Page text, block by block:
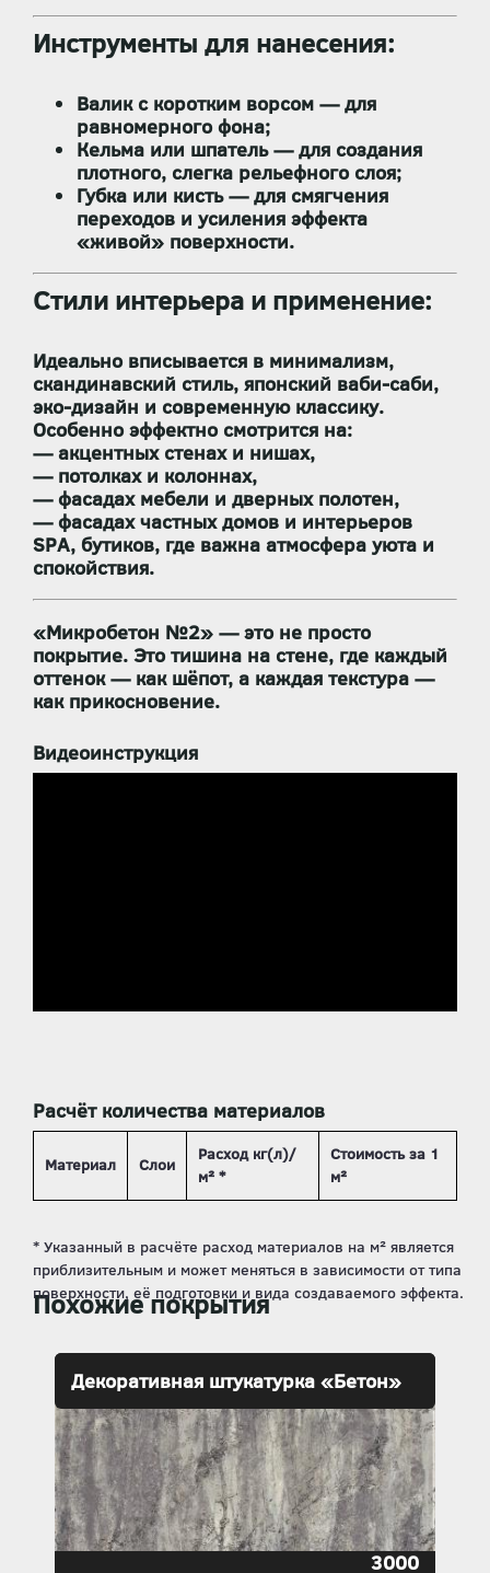
Инструменты для нанесения:
Валик с коротким ворсом — для
равномерного фона;
Кельма или шпатель— для создания
плотного, слегка рельефного слоя;
Губка или кисть— для смягчения
переходов и усиления эффекта
«живой» поверхности.
Стили интерьера и применение:
Идеально вписывается в минимализм,
скандинавский стиль, японский ваби-саби,
эко-дизайн и современную классику.
Особенно эффектно смотрится на:
— акцентных стенах и нишах,
— потолках и колоннах,
— фасадах мебели и дверных полотен,
— фасадах частных домов и интерьеров
SPA, бутиков, где важна атмосфера уюта и
спокойствия.
«Микробетон №2» — это не просто
покрытие. Этотишина на стене, где каждый
оттенок — как шёпот, а каждая текстура —
как прикосновение.
Видеоинструкция
Расчёт количества материалов
Материал Слои
Расход кг(л)/
м² *
Стоимость за 1
м²
Похожие покрытия
Декоративная штукатурка «Бетон»
3000